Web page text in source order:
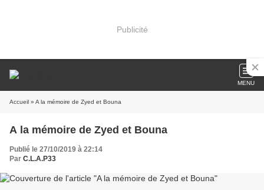
Publicité
MENU
Accueil » A la mémoire de Zyed et Bouna
A la mémoire de Zyed et Bouna
Publié le 27/10/2019 à 22:14
Par C.L.A.P33